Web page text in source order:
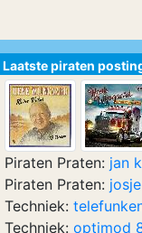
Laatste piraten
Piraten Praten: jan
Piraten Praten:
Techniek:
Techniek: optimod